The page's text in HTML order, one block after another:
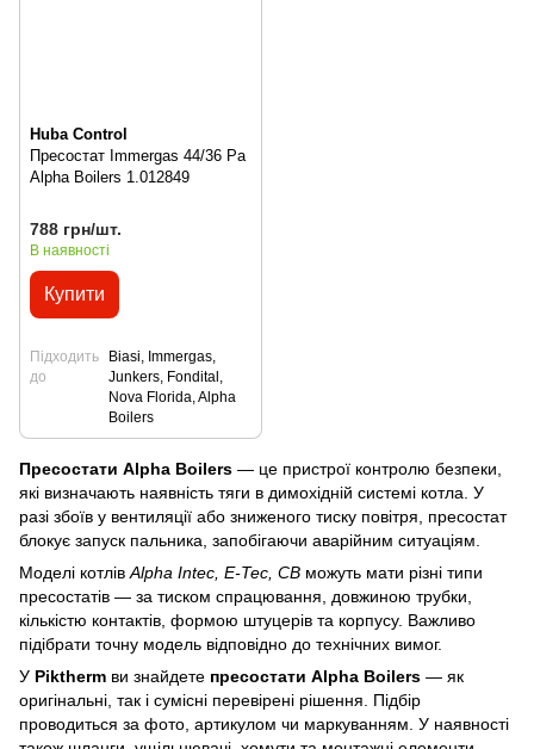
Huba Control
Пресостат Immergas 44/36 Pa
Alpha Boilers 1.012849
788 грн/шт.
В наявності
Купити
Підходить
до
Biasi, Immergas,
Junkers, Fondital,
Nova Florida, Alpha
Boilers
Пресостати Alpha Boilers — це пристрої контролю безпеки,
які визначають наявність тяги в димохідній системі котла. У
разі збоїв у вентиляції або зниженого тиску повітря, пресостат
блокує запуск пальника, запобігаючи аварійним ситуаціям.
Моделі котлів Alpha Intec, E-Tec, CB можуть мати різні типи
пресостатів — за тиском спрацювання, довжиною трубки,
кількістю контактів, формою штуцерів та корпусу. Важливо
підібрати точну модель відповідно до технічних вимог.
У Piktherm ви знайдете пресостати Alpha Boilers — як
оригінальні, так і сумісні перевірені рішення. Підбір
проводиться за фото, артикулом чи маркуванням. У наявності